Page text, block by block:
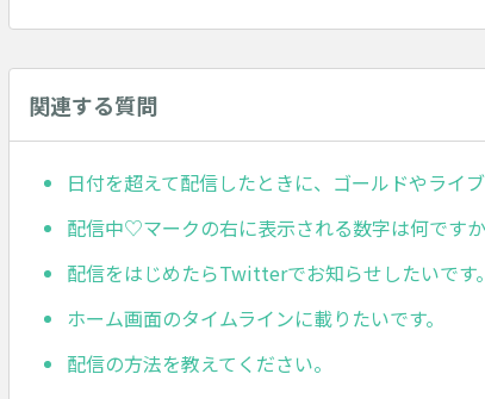
関連する質問
日付を超えて配信したときに、ゴールドやライ
配信中♡マークの右に表示される数字は何です
配信をはじめたらTwitterでお知らせしたいです。
ホーム画面のタイムラインに載りたいです。
配信の方法を教えてください。